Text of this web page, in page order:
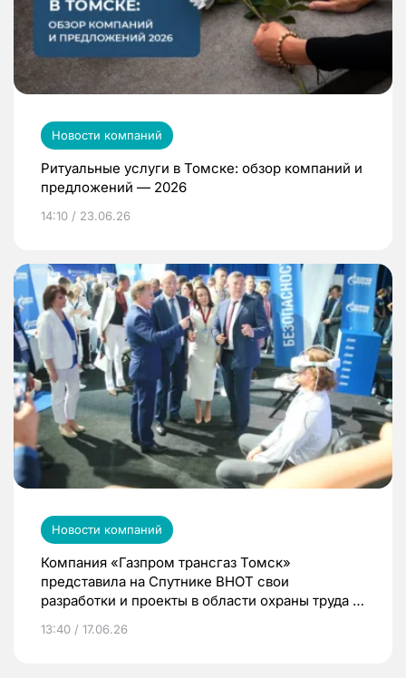
Новости компаний
Ритуальные услуги в Томске: обзор компаний и
предложений — 2026
14:10 / 23.06.26
Новости компаний
Компания «Газпром трансгаз Томск»
представила на Спутнике ВНОТ свои
разработки и проекты в области охраны труда и
13:40 / 17.06.26